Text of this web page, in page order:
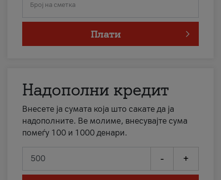
Број на сметка
Плати
Надополни кредит
Внесете ја сумата која што сакате да ја
надополните. Ве молиме, внесувајте сума
помеѓу 100 и 1000 денари.
- +